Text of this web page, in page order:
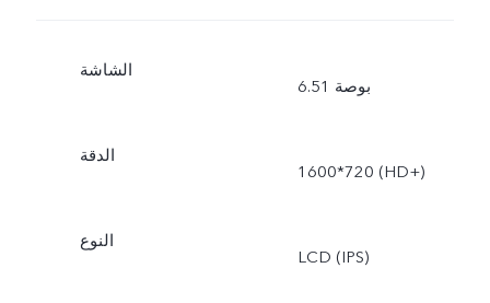
الشاشة
6.51 بوصة
الدقة
1600*720 (HD+)
النوع
LCD (IPS)